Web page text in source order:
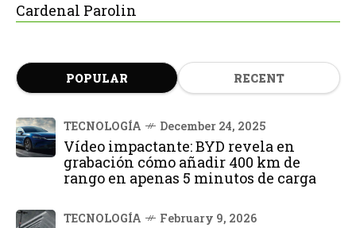
Cardenal Parolin
POPULAR RECENT
TECNOLOGÍA December 24, 2025
Vídeo impactante: BYD revela en
grabación cómo añadir 400 km de
rango en apenas 5 minutos de carga
TECNOLOGÍA February 9, 2026